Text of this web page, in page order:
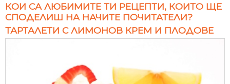
КОИ СА ЛЮБИМИТЕ ТИ РЕЦЕПТИ, КОИТО ЩЕ
СПОДЕЛИШ НА НАЧИТЕ ПОЧИТАТЕЛИ?
ТАРТАЛЕТИ С ЛИМОНОВ КРЕМ И ПЛОДОВЕ